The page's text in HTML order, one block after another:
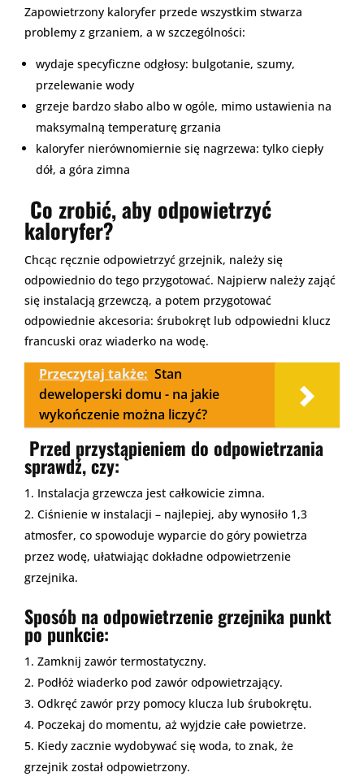
Zapowietrzony kaloryfer przede wszystkim stwarza
problemy z grzaniem, a w szczególności:
wydaje specyficzne odgłosy: bulgotanie, szumy,
przelewanie wody
grzeje bardzo słabo albo w ogóle, mimo ustawienia na
maksymalną temperaturę grzania
kaloryfer nierównomiernie się nagrzewa: tylko ciepły
dół, a góra zimna
Co zrobić, aby odpowietrzyć
kaloryfer?
Chcąc ręcznie odpowietrzyć grzejnik, należy się
odpowiednio do tego przygotować. Najpierw należy zająć
się instalacją grzewczą, a potem przygotować
odpowiednie akcesoria: śrubokręt lub odpowiedni klucz
francuski oraz wiaderko na wodę.
Przeczytaj także: Stan
deweloperski domu - na jakie
wykończenie można liczyć?
Przed przystąpieniem do odpowietrzania
sprawdź, czy:
Instalacja grzewcza jest całkowicie zimna.
Ciśnienie w instalacji – najlepiej, aby wynosiło 1,3
atmosfer, co spowoduje wyparcie do góry powietrza
przez wodę, ułatwiając dokładne odpowietrzenie
grzejnika.
Sposób na odpowietrzenie grzejnika punkt
po punkcie:
Zamknij zawór termostatyczny.
Podłóż wiaderko pod zawór odpowietrzający.
Odkręć zawór przy pomocy klucza lub śrubokrętu.
Poczekaj do momentu, aż wyjdzie całe powietrze.
Kiedy zacznie wydobywać się woda, to znak, że
grzejnik został odpowietrzony.